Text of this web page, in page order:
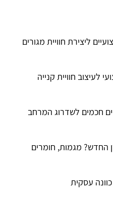
ליצירת חוויית מגורים
לעיצוב חוויית קנייה
חכמים לשדרוג המרחב
החדש? מגמות, חומרים
עסקית